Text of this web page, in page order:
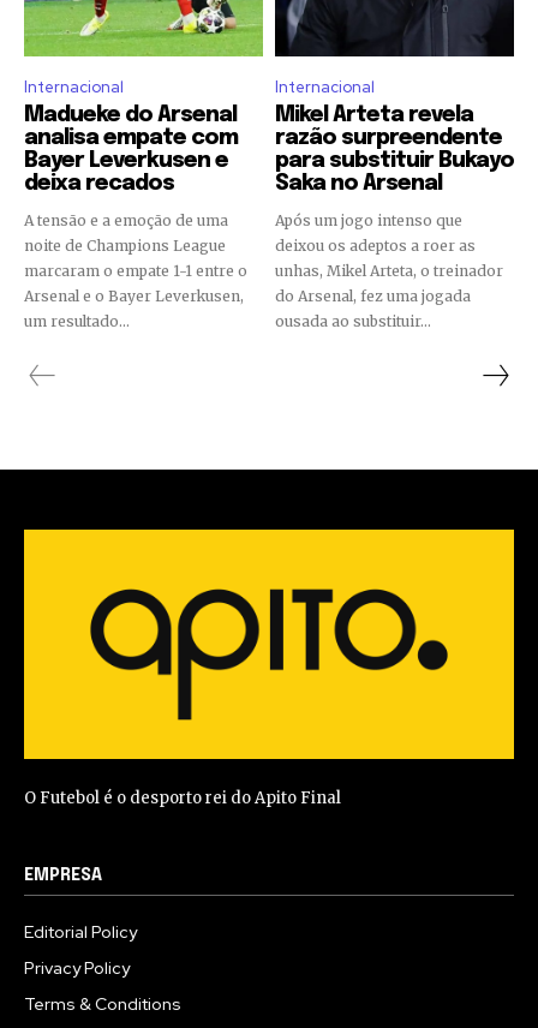
Internacional
Madueke do Arsenal
analisa empate com
Bayer Leverkusen e
deixa recados
A tensão e a emoção de uma
noite de Champions League
marcaram o empate 1-1 entre o
Arsenal e o Bayer Leverkusen,
um resultado...
Internacional
Mikel Arteta revela
razão surpreendente
para substituir Bukayo
Saka no Arsenal
Após um jogo intenso que
deixou os adeptos a roer as
unhas, Mikel Arteta, o treinador
do Arsenal, fez uma jogada
ousada ao substituir...
O Futebol é o desporto rei do Apito Final
EMPRESA
Editorial Policy
Privacy Policy
Terms & Conditions